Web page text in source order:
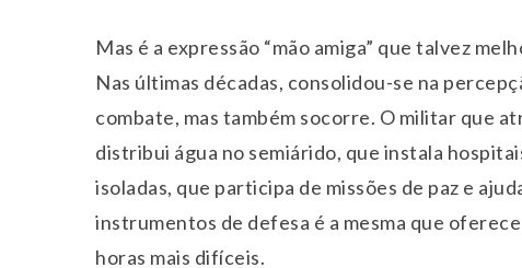
Mas é a expressão “mão amiga” que talvez
Nas últimas décadas, consolidou-se na
combate, mas também socorre. O militar que
distribui água no semiárido, que instala
isoladas, que participa de missões de paz e
instrumentos de defesa é a mesma que
horas mais difíceis.